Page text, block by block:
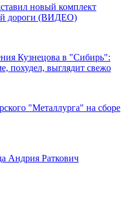
новый комплект
дороги (ВИДЕО)
Кузнецова в "Сибирь":
похудел, выглядит свежо
"Металлурга" на сборе
Андрия Раткович